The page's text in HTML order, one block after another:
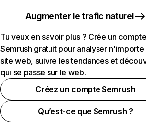
Augmenter le trafic naturel
Tu veux en savoir plus ? Crée un compte
Semrush gratuit pour analyser n'importe
site web, suivre les tendances et
qui se passe sur le web.
Créez un compte Semrush
Qu’est-ce que Semrush ?